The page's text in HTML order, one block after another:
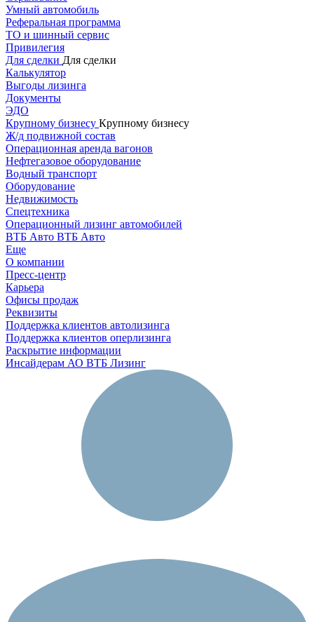
Умный автомобиль
Реферальная программа
ТО и шинный сервис
Привилегия
Для сделки Для сделки
Калькулятор
Выгоды лизинга
Документы
ЭДО
Крупному бизнесу Крупному бизнесу
Ж/д подвижной состав
Операционная аренда вагонов
Нефтегазовое оборудование
Водный транспорт
Оборудование
Недвижимость
Спецтехника
Операционный лизинг автомобилей
ВТБ Авто ВТБ Авто
Еще
О компании
Пресс-центр
Карьера
Офисы продаж
Реквизиты
Поддержка клиентов автолизинга
Поддержка клиентов оперлизинга
Раскрытие информации
Инсайдерам АО ВТБ Лизинг